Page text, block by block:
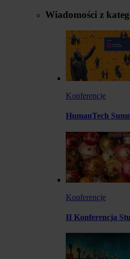
Wiadomości z
Konferencje
HumanTech
Konferencje
II Konferencja